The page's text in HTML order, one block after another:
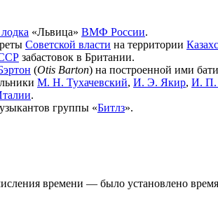
«Львица» ВМФ России.
Советской власти на территории
забастовок в Британии.
(Otis Barton) на построенной ими
М. Н. Тухачевский, И. Э. Якир, И. П.
.
группы «Битлз».
времени — было установлено